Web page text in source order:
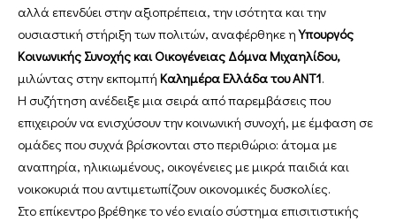
αλλά επενδύει στην αξιοπρέπεια, την ισότητα και την
ουσιαστική στήριξη των πολιτών, αναφέρθηκε ηΥπουργός
Κοινωνικής Συνοχής και Οικογένειας Δόμνα Μιχαηλίδου,
μιλώντας στην εκπομπή Καλημέρα Ελλάδα του ΑΝΤ1.
Η συζήτηση ανέδειξε μια σειρά από παρεμβάσεις που
επιχειρούν να ενισχύσουν την κοινωνική συνοχή, με έμφαση σε
ομάδες που συχνά βρίσκονται στο περιθώριο: άτομα με
αναπηρία, ηλικιωμένους, οικογένειες με μικρά παιδιά και
νοικοκυριά που αντιμετωπίζουν οικονομικές δυσκολίες.
Στο επίκεντρο βρέθηκε το νέο ενιαίο σύστημα επισιτιστικής